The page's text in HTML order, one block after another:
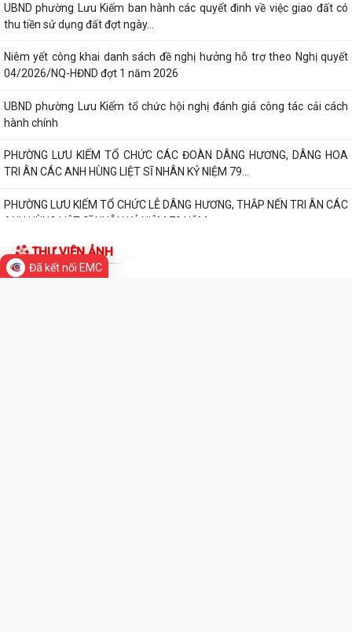
UBND phường Lưu Kiếm ban hành các quyết đinh về việc giao đất có
thu tiền sử dụng đất đợt ngày...
Niêm yết công khai danh sách đề nghị hưởng hỗ trợ theo Nghị quyết
04/2026/NQ-HĐND đợt 1 năm 2026
UBND phường Lưu Kiếm tổ chức hội nghị đánh giá công tác cải cách
hành chính
PHƯỜNG LƯU KIẾM TỔ CHỨC CÁC ĐOÀN DÂNG HƯƠNG, DÂNG HOA
TRI ÂN CÁC ANH HÙNG LIỆT SĨ NHÂN KỶ NIỆM 79...
PHƯỜNG LƯU KIẾM TỔ CHỨC LỄ DÂNG HƯƠNG, THẮP NẾN TRI ÂN CÁC
ANH HÙNG LIỆT SĨ NHÂN KỶ NIỆM 79 NĂM...
QUY ĐỊNH SỐ 208-QĐ/TW VỀ THI HÀNH ĐIỀU LỆ ĐẢNG
THƯ VIỆN ẢNH
Đã kết nối EMC